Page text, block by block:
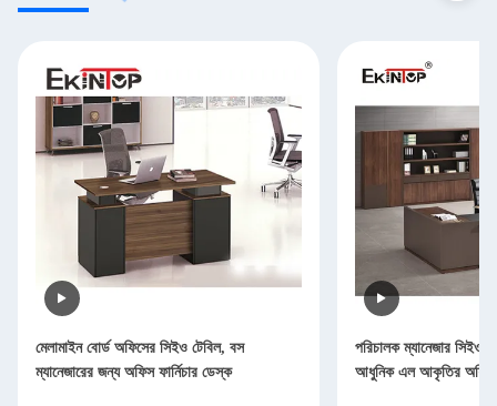
মেলামাইন বোর্ড অফিসের সিইও টেবিল, বস
ম্যানেজারের জন্য অফিস ফার্নিচার ডেস্ক
পরিচালক ম্যানেজার
আধুনিক এল আকৃতির